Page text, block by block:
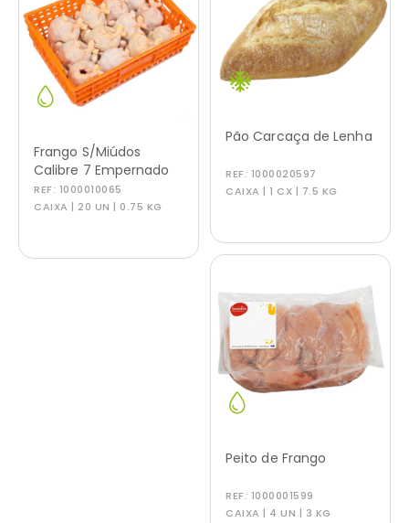
Frango S/Miúdos
Calibre 7 Empernado
REF: 1000010065
CAIXA | 20 UN | 0.75 KG
Pão Carcaça de Lenha
REF: 1000020597
CAIXA | 1 CX | 7.5 KG
Peito de Frango
REF: 1000001599
CAIXA | 4 UN | 3 KG